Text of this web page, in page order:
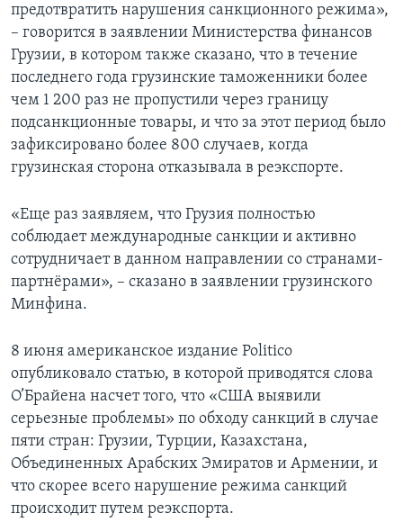
предотвратить нарушения санкционного режима»,
– говорится в заявлении Министерства финансов
Грузии, в котором также сказано, что в течение
последнего года грузинские таможенники более
чем 1 200 раз не пропустили через границу
подсанкционные товары, и что за этот период было
зафиксировано более 800 случаев, когда
грузинская сторона отказывала в реэкспорте.
«Еще раз заявляем, что Грузия полностью
соблюдает международные санкции и активно
сотрудничает в данном направлении со странами-
партнёрами», – сказано в заявлении грузинского
Минфина.
8 июня американское издание Politico
опубликовало статью, в которой приводятся слова
О’Брайена насчет того, что «США выявили
серьезные проблемы» по обходу санкций в случае
пяти стран: Грузии, Турции, Казахстана,
Объединенных Арабских Эмиратов и Армении, и
что скорее всего нарушение режима санкций
происходит путем реэкспорта.